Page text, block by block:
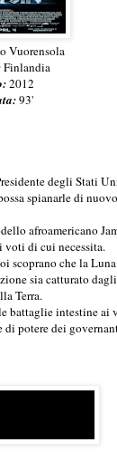
Vuorensola
Finlandia
2012
93'
degli Stati
spianarle di
afroamericano
voti di cui necessita.
scoprano che la
sia catturato
Terra.
battaglie intestine
potere dei